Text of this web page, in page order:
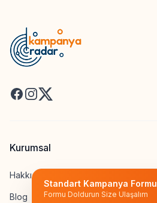
Standart Kampanya Formu
Formu Doldurun Size Ulaşalım
Facebook
Instagram
X
Kurumsal
Hakkımızda
Blog